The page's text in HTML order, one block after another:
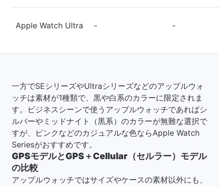
Apple Watch Ultra - -
一方でSEシリーズやUltraシリーズなどのアップルウォ
ッチは素材が1種類で、黒や白系のカラーに限定されま
す。ビジネスシーンで使うアップルウォッチであればシ
ルバーやミッドナイト（黒系）のカラーが無難な選択で
すが、ピンクなどのカジュアルな色ならApple Watch
Seriesがおすすめです。
GPSモデルとGPS＋Cellular（セルラー）モデル
の比較
アップルウォッチではサイズやケースの素材以外にも、